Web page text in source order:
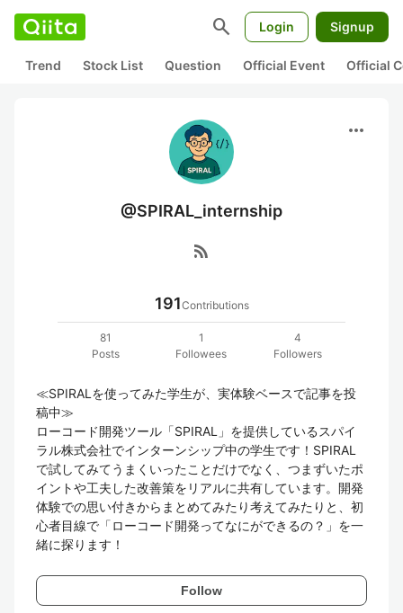
search Login Signup
Trend Stock List Question Official Event Official
more_horiz
@SPIRAL_internship
rss_feed
191Contributions
81
Posts
1
Followees
4
Followers
≪SPIRALを使ってみた学生が、実体験ベースで記事を投
稿中≫
ローコード開発ツール「SPIRAL」を提供しているスパイ
ラル株式会社でインターンシップ中の学生です！SPIRAL
で試してみてうまくいったことだけでなく、つまずいたポ
イントや工夫した改善策をリアルに共有しています。開発
体験での思い付きからまとめてみたり考えてみたりと、初
心者目線で「ローコード開発ってなにができるの？」を一
緒に探ります！
Follow